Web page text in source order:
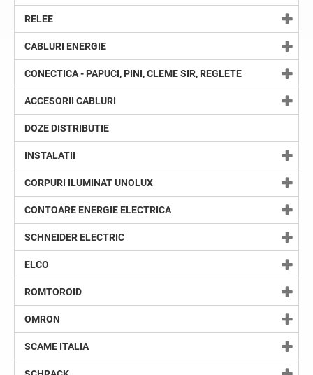
RELEE
CABLURI ENERGIE
CONECTICA - PAPUCI, PINI, CLEME SIR, REGLETE
ACCESORII CABLURI
DOZE DISTRIBUTIE
INSTALATII
CORPURI ILUMINAT UNOLUX
CONTOARE ENERGIE ELECTRICA
SCHNEIDER ELECTRIC
ELCO
ROMTOROID
OMRON
SCAME ITALIA